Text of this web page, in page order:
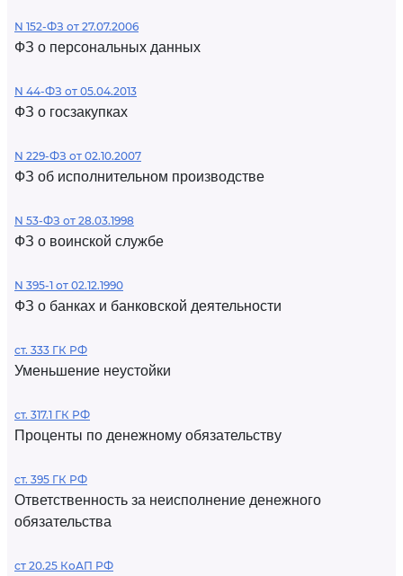
N 152-ФЗ от 27.07.2006
ФЗ о персональных данных
N 44-ФЗ от 05.04.2013
ФЗ о госзакупках
N 229-ФЗ от 02.10.2007
ФЗ об исполнительном производстве
N 53-ФЗ от 28.03.1998
ФЗ о воинской службе
N 395-1 от 02.12.1990
ФЗ о банках и банковской деятельности
ст. 333 ГК РФ
Уменьшение неустойки
ст. 317.1 ГК РФ
Проценты по денежному обязательству
ст. 395 ГК РФ
Ответственность за неисполнение денежного
обязательства
ст 20.25 КоАП РФ